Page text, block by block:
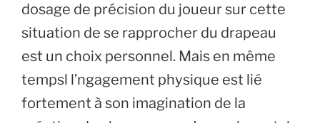
dosage de précision du joueur sur cette
situation de se rapprocher du drapeau
est un choix personnel. Mais en même
tempsl l’ngagement physique est lié
fortement à son imagination de la